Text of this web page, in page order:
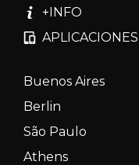
+INFO
Buenos Aires
Berlin
São Paulo
Athens